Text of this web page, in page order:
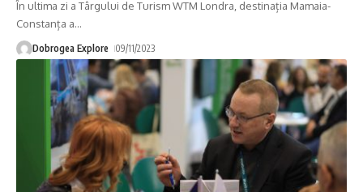
În ultima zi a Târgului de Turism WTM Londra, destinația Mamaia-
Constanța a…
Dobrogea Explore 09/11/2023